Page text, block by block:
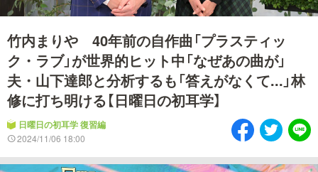
マニアックでメカニカル
ポーツ
何が起こるかホンマにわ
トリセツ
情熱大陸を読む
レストランだけじゃない
「水野真紀の魔法のレスト
ラン」
痛快！明石家電視台に、
エエ話はいらんねん！
池上彰のニュース解説が
里亮太」
竹内まりや 40年前の自作曲「プラスティッ
ク・ラブ」が世界的ヒット中「なぜあの曲が」
夫・山下達郎と分析するも「答えがなくて...」林
修に打ち明ける【日曜日の初耳学】
日曜日の初耳学 復習編
2024/11/06 18:00